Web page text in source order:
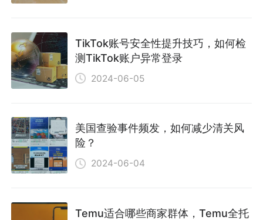
TikTok账号安全性提升技巧，如何检
测TikTok账户异常登录
2024-06-05
美国查验事件频发，如何减少清关风
险？
2024-06-04
Temu适合哪些商家群体，Temu全托